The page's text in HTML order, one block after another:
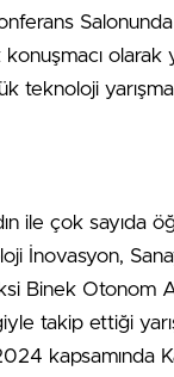
olarak
teknoloji
çok sayıda
İnovasyon,
Binek Otonom
takip ettiği
kapsamında